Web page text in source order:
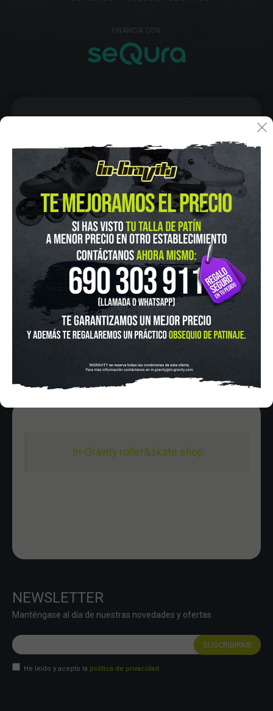
FINANCIA CON:
In-Gravity roller&skate shop
IN-GRAVITY MADRID RETIRO
Pza. Mariano de Cavia, 2
915 524 553
in-gravity@in-gravity.com
HORARIO
Lunes a Viernes de 12:00 - 20:30
Sabado De 10:00 - 20:30
Domingo 10:00-15:00
NEWSLETTER
Manténgase al día de nuestras novedades y ofertas
He leído y acepto la política de privacidad